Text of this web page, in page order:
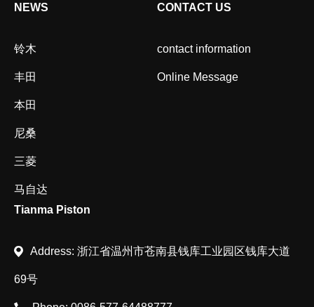
NEWS
铃木
丰田
本田
尼桑
三菱
马自达
CONTACT US
contact information
Online Message
Tianma Piston
Address: 浙江省温州市苍南县钱库工业园区钱库大道
69号